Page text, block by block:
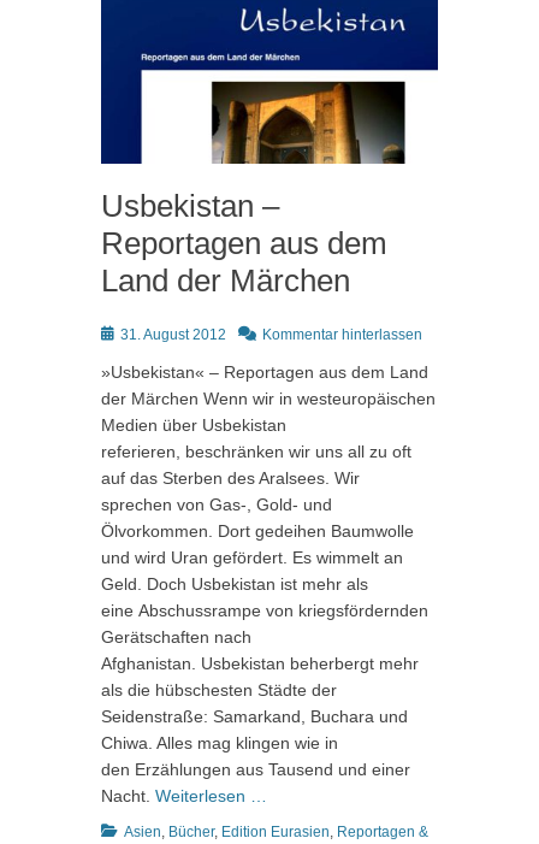
Usbekistan –
Reportagen aus dem
Land der Märchen
Posted
31. August 2012 Kommentar hinterlassen
»Usbekistan« – Reportagen aus dem Land
der Märchen Wenn wir in westeuropäischen
Medien über Usbekistan
referieren, beschränken wir uns all zu oft
auf das Sterben des Aralsees. Wir
sprechen von Gas-, Gold- und
Ölvorkommen. Dort gedeihen Baumwolle
und wird Uran gefördert. Es wimmelt an
Geld. Doch Usbekistan ist mehr als
eine Abschussrampe von kriegsfördernden
Gerätschaften nach
Afghanistan. Usbekistan beherbergt mehr
als die hübschesten Städte der
Seidenstraße: Samarkand, Buchara und
Chiwa. Alles mag klingen wie in
den Erzählungen aus Tausend und einer
Nacht. Weiterlesen …
Kategorien
Asien, Bücher, Edition Eurasien, Reportagen &